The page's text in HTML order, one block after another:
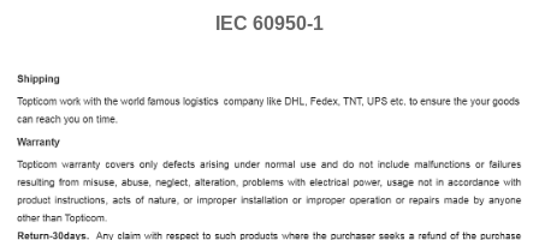
IEC 60950-1